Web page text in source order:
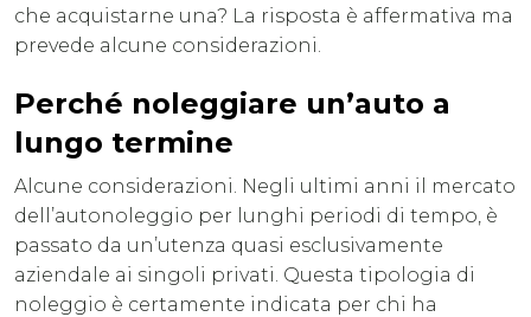
che acquistarne una? La risposta è affermativa ma
prevede alcune considerazioni.
Perché noleggiare un’auto a
lungo termine
Alcune considerazioni. Negli ultimi anni il mercato
dell’autonoleggio per lunghi periodi di tempo, è
passato da un’utenza quasi esclusivamente
aziendale ai singoli privati. Questa tipologia di
noleggio è certamente indicata per chi ha